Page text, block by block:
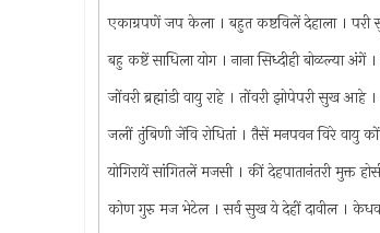
एकाग्रपणें जप केला । बहुत कष्टविलें देहाला । परी
बहु कष्टें साधिला योग । नाना सिध्दीही बोळल्या
जोंवरी ब्रह्मांडी वायु राहे । तोंवरी झोपेपरी सुख
जलीं तुंबिणी जेंवि रोधितां । तैसें मनपवन विरे वायु
योगिरायें सांगितलें मजसी । कीं देहपातानंतरी मुक्त
कोण गुरु मज भेटेल । सर्व सुख ये देहीं दावील । केधवां